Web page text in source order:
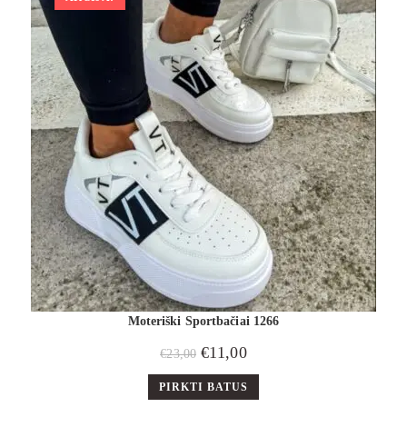
Moteriški Sportbačiai 1266
€23,00 €11,00
PIRKTI BATUS